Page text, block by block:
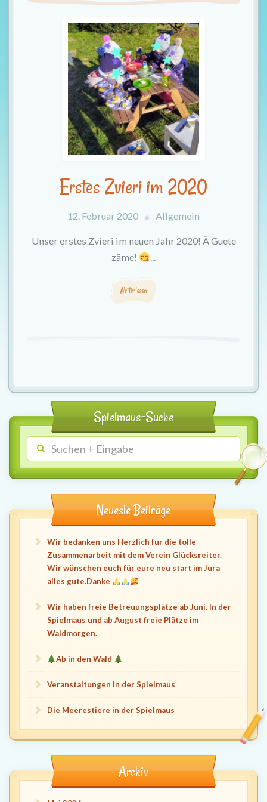
Erstes Zvieri im 2020
12. Februar 2020 Allgemein
Unser erstes Zvieri im neuen Jahr 2020! Ä Guete
zäme!
...
Weiterlesen
Spielmaus-Suche
Neueste Beiträge
Wir bedanken uns Herzlich für die tolle
Zusammenarbeit mit dem Verein Glücksreiter.
Wir wünschen euch für eure neu start im Jura
alles gute.Danke
Wir haben freie Betreuungsplätze ab Juni. In der
Spielmaus und ab August freie Plätze im
Waldmorgen.
Ab in den Wald
Veranstaltungen in der Spielmaus
Die Meerestiere in der Spielmaus
Archiv